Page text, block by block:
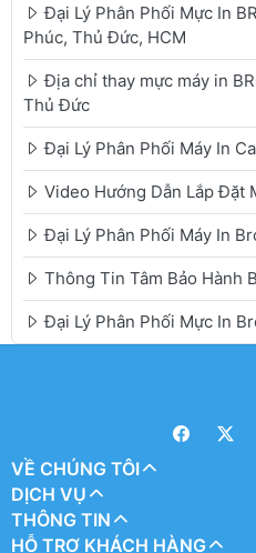
Đại Lý Phân Phối Mực In
Phúc, Thủ Đức, HCM
Địa chỉ thay mực máy in
Thủ Đức
Đại Lý Phân Phối Máy In
Video Hướng Dẫn Lắp Đặt
Đại Lý Phân Phối Máy In
Thông Tin Tâm Bảo Hành
Đại Lý Phân Phối Mực In
VỀ CHÚNG TÔI
DỊCH VỤ
THÔNG TIN
HỖ TRỢ KHÁCH HÀNG